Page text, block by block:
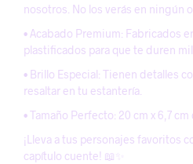
nosotros. No los verás en ningún
• Acabado Premium: Fabricados
plastificados para que te duren mil
• Brillo Especial: Tienen detalles
resaltar en tu estantería.
• Tamaño Perfecto: 20 cm x 6,7
¡Lleva a tus personajes favoritos
capítulo cuente! 📖✨